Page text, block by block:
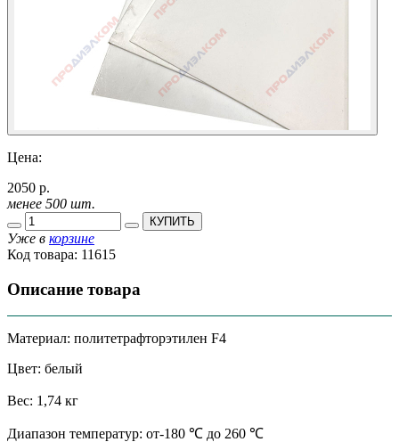
Цена:
2050 р.
менее 500 шт.
КУПИТЬ
Уже в корзине
Код товара: 11615
Описание товара
Материал: политетрафторэтилен F4
Цвет: белый
Вес: 1,74 кг
Диапазон температур: от-180 ℃ до 260 ℃